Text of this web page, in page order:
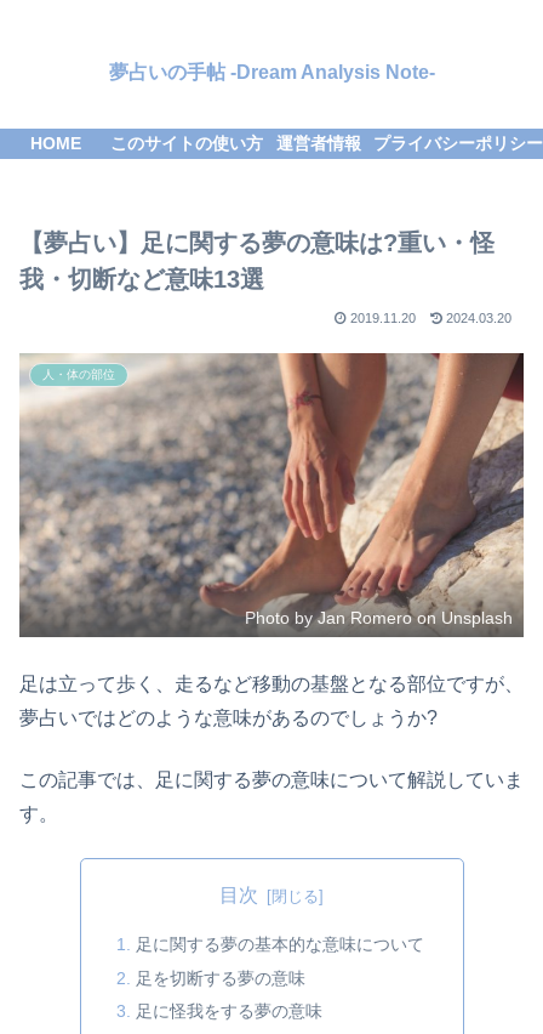
夢占いの手帖 -Dream Analysis Note-
HOME このサイトの使い方 運営者情報 プライバシーポリシー
【夢占い】足に関する夢の意味は?重い・怪
我・切断など意味13選
2019.11.20 2024.03.20
人・体の部位
Photo by Jan Romero on Unsplash
足は立って歩く、走るなど移動の基盤となる部位ですが、
夢占いではどのような意味があるのでしょうか?
この記事では、足に関する夢の意味について解説していま
す。
目次
足に関する夢の基本的な意味について
足を切断する夢の意味
足に怪我をする夢の意味